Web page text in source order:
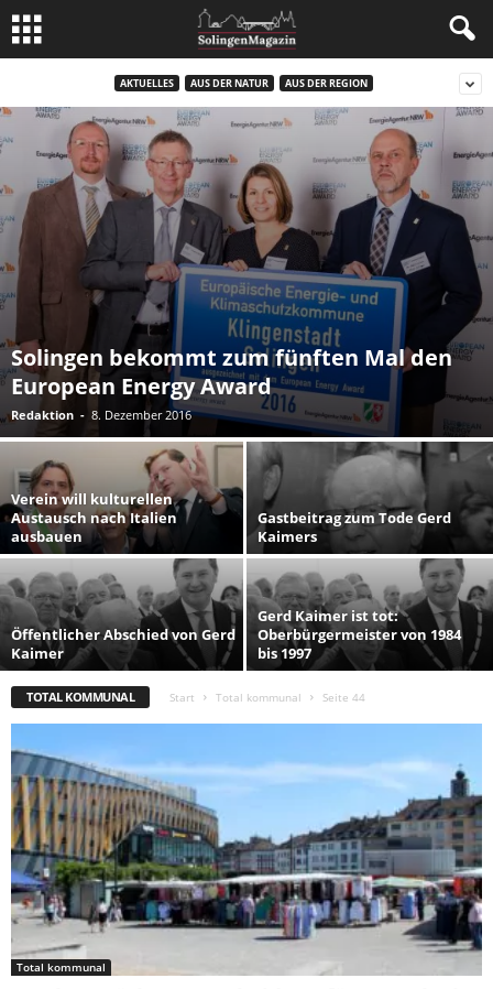
AKTUELLES AUS DER NATUR AUS DER REGION
Solingen bekommt zum fünften Mal den
European Energy Award
Redaktion - 8. Dezember 2016
Verein will kulturellen
Austausch nach Italien
ausbauen
Gastbeitrag zum Tode Gerd
Kaimers
Öffentlicher Abschied von Gerd
Kaimer
Gerd Kaimer ist tot:
Oberbürgermeister von 1984
bis 1997
TOTAL KOMMUNAL Start Total kommunal Seite 44
Total kommunal